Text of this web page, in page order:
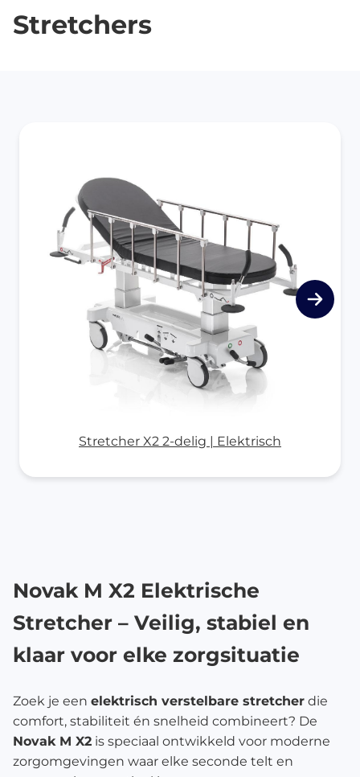
Stretchers
Stretcher X2 2-delig | Elektrisch
Novak M X2 Elektrische
Stretcher – Veilig, stabiel en
klaar voor elke zorgsituatie
Zoek je een elektrisch verstelbare stretcher die
comfort, stabiliteit én snelheid combineert? De
Novak M X2 is speciaal ontwikkeld voor moderne
zorgomgevingen waar elke seconde telt en